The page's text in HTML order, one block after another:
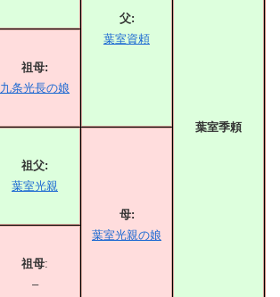
父:
葉室資頼
葉室季頼
祖母:
九条光長の娘
祖父:
葉室光親
母:
葉室光親の娘
祖母:
–